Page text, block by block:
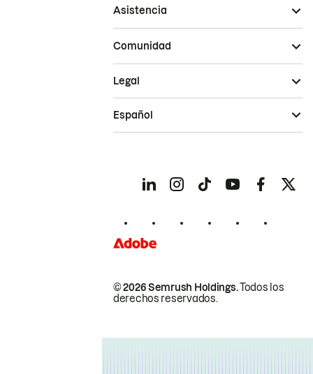
Asistencia
Comunidad
© 2026 Semrush Holdings.Todos los
derechos reservados.
Legal
Español